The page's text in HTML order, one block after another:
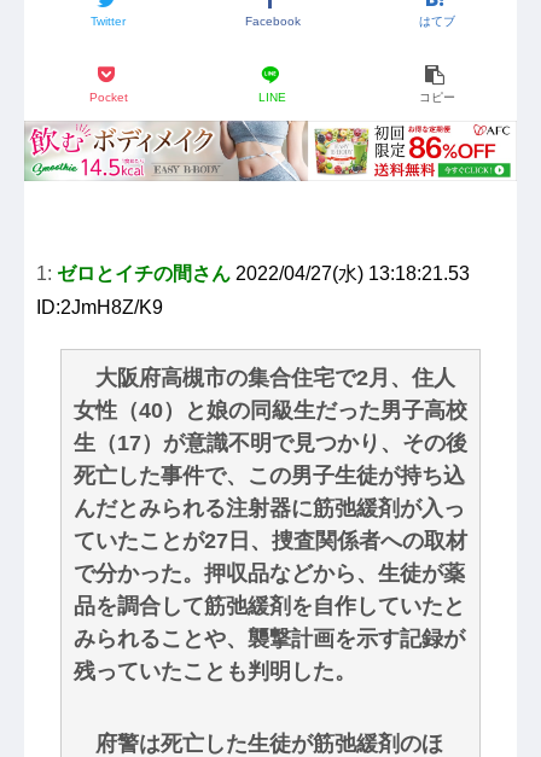
Twitter Facebook はてブ
Pocket LINE コピー
1: ゼロとイチの間さん 2022/04/27(水) 13:18:21.53
ID:2JmH8Z/K9
大阪府高槻市の集合住宅で2月、住人
女性（40）と娘の同級生だった男子高校
生（17）が意識不明で見つかり、その後
死亡した事件で、この男子生徒が持ち込
んだとみられる注射器に筋弛緩剤が入っ
ていたことが27日、捜査関係者への取材
で分かった。押収品などから、生徒が薬
品を調合して筋弛緩剤を自作していたと
みられることや、襲撃計画を示す記録が
残っていたことも判明した。
府警は死亡した生徒が筋弛緩剤のほ